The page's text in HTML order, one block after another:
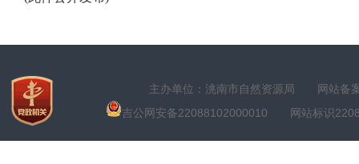
主办单位：洮南市自然资源局
网站备
吉公网安备22088102000010 网站标识